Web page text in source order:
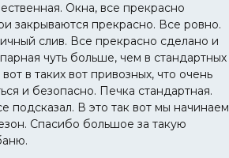
Окна, все прекрасно
закрываются прекрасно. Все ровно.
слив. Все прекрасно сделано и
чуть больше, чем в стандартных
вот в таких вот привозных, что очень
и безопасно. Печка стандартная.
подсказал. В это так вот мы начинаем
Спасибо большое за такую